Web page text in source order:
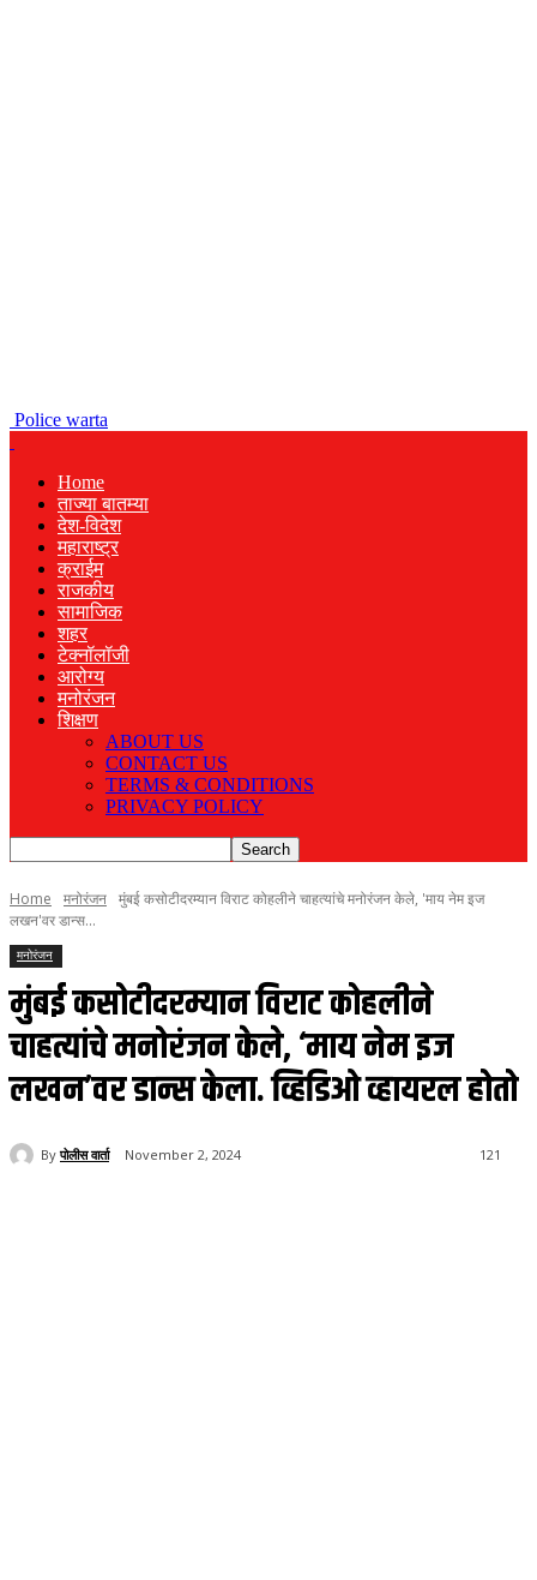
Police warta
Home
ताज्या बातम्या
देश-विदेश
महाराष्ट्र
क्राईम
राजकीय
सामाजिक
शहर
टेक्नॉलॉजी
आरोग्य
मनोरंजन
शिक्षण
ABOUT US
CONTACT US
TERMS & CONDITIONS
PRIVACY POLICY
Home मनोरंजन मुंबई कसोटीदरम्यान विराट कोहलीने चाहत्यांचे मनोरंजन केले, 'माय नेम इज
लखन'वर डान्स...
मनोरंजन
मुंबई कसोटीदरम्यान विराट कोहलीने
चाहत्यांचे मनोरंजन केले, ‘माय नेम इज
लखन’वर डान्स केला. व्हिडिओ व्हायरल होतो
By पोलीस वार्ता November 2, 2024 121